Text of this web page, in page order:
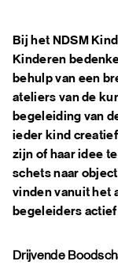
Bij het NDSM
Kinderen
behulp van een
ateliers van de
begeleiding van
ieder kind
zijn of haar idee
schets naar
vinden vanuit het
begeleiders
Drijvende